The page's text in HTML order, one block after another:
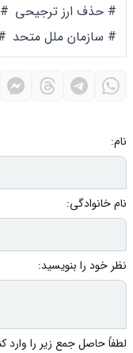
# حذف ارز ترجیحی
# سازمان ملل متحد
نام:
نام خانوادگی:
نظر خود را بنویسید:
لطفاً حاصل جمع زیر را وارد